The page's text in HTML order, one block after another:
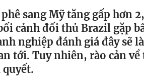
sang Mỹ tăng gấp hơn
cảnh đối thủ Brazil gặp
nghiệp đánh giá đây sẽ
tới. Tuy nhiên, rào cản
quyết.